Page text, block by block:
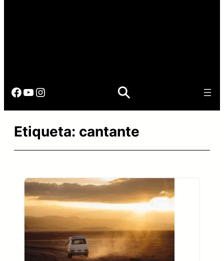
Facebook
YouTube
Instagram
Etiqueta: cantante